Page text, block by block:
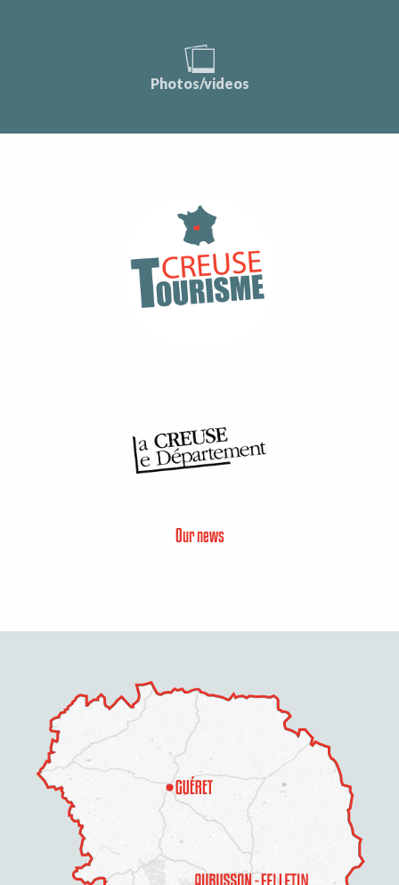
Photos/videos
Our news